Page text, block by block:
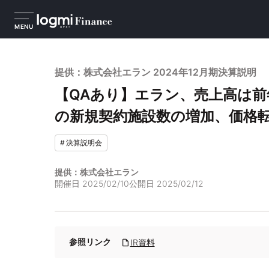
MENU
提供：株式会社エラン 2024年12月期決算説明
【QAあり】エラン、売上高は
の新規契約施設数の増加、価格
#決算説明会
提供：株式会社エラン
開催日 2025/02/10公開日 2025/02/12
参照リンク IR資料